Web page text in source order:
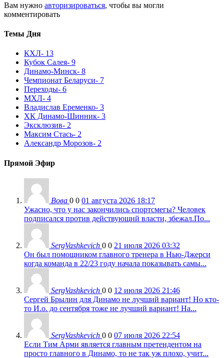
Вам нужно авторизироваться, чтобы вы могли
комментировать
Темы Дня
КХЛ- 13
Кубок Салея- 9
Динамо-Минск- 8
Чемпионат Беларуси- 7
Переходы- 6
МХЛ- 4
Владислав Еременко- 3
ХК Динамо-Шинник- 3
Эксклюзив- 2
Максим Стась- 2
Александр Морозов- 2
Прямой Эфир
Вова 0 0 01 августа 2026 18:17
Ужасно, что у нас закончились спортсмегы? Человек
подписался против действующнй власти, збежал.По...
SergVashkevich 0 0 21 июля 2026 03:32
Он был помощником главного тренера в Нью-Джерси
когда команда в 22/23 году начала показывать самы...
SergVashkevich 0 0 12 июля 2026 21:46
Сергей Брылин для Динамо не лучший вариант! Но кто-
то И.о. до сентября тоже не лучший вариант! На...
SergVashkevich 0 0 07 июля 2026 22:54
Если Тим Арми является главным претендентом на
просто главного в Динамо, то не так уж плохо, учит...